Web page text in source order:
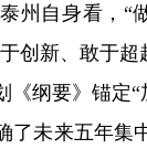
州自身看，“
创新、敢于
《纲要》锚定
了未来五年集